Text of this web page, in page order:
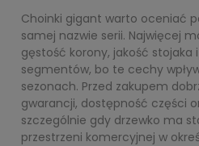
Choinki gigant warto oceniać
samej nazwie serii. Najwięcej
gęstość korony, jakość stojaka
segmentów, bo te cechy
sezonach. Przed zakupem
gwarancji, dostępność części
szczególnie gdy drzewko ma
przestrzeni komercyjnej w